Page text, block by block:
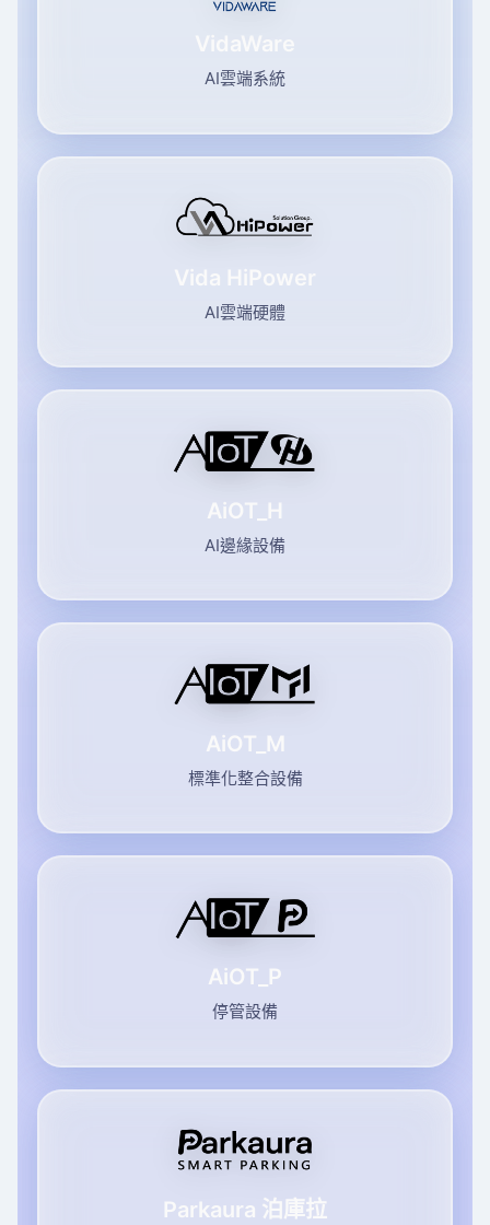
VidaWare
AI雲端系統
Vida HiPower
AI雲端硬體
AiOT_H
AI邊緣設備
AiOT_M
標準化整合設備
AiOT_P
停管設備
Parkaura 泊庫拉